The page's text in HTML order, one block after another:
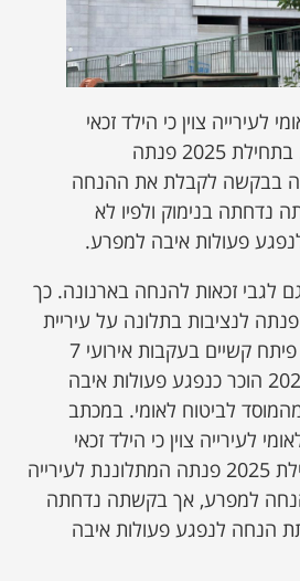
לעירייה צוין כי הילד זכאי
להנחה בארנונה. בתחילת 2025 פנתה
בבקשה לקבלת את ההנחה
נדחתה בנימוק ולפיו לא
פעולות איבה למפרע.
לגבי זכאות להנחה בארנונה. כך
לנציבות בתלונה על עיריית
אשקלון בטענה כי בנה פיתח קשיים בעקבות אירועי 7
באוקטובר, ובנובמבר 2024 הוכר כנפגע פעולות איבה
לביטוח לאומי. במכתב
לעירייה צוין כי הילד זכאי
להנחה בארנונה. בתחילת 2025 פנתה המתלוננת לעירייה
למפרע, אך בקשתה נדחתה
הנחה לנפגע פעולות איבה